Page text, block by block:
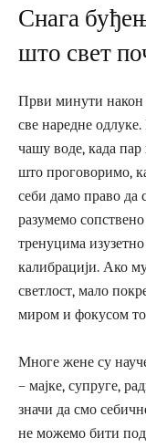
Снага
што свет
Први минути након
све наредне
чашу воде, када
што проговоримо,
себи дамо право да
разумемо
тренуцима
калибрацији. Ако
светлост, мало
миром и фокусом
Многе жене су
– мајке, супруге,
значи да смо
не можемо бити